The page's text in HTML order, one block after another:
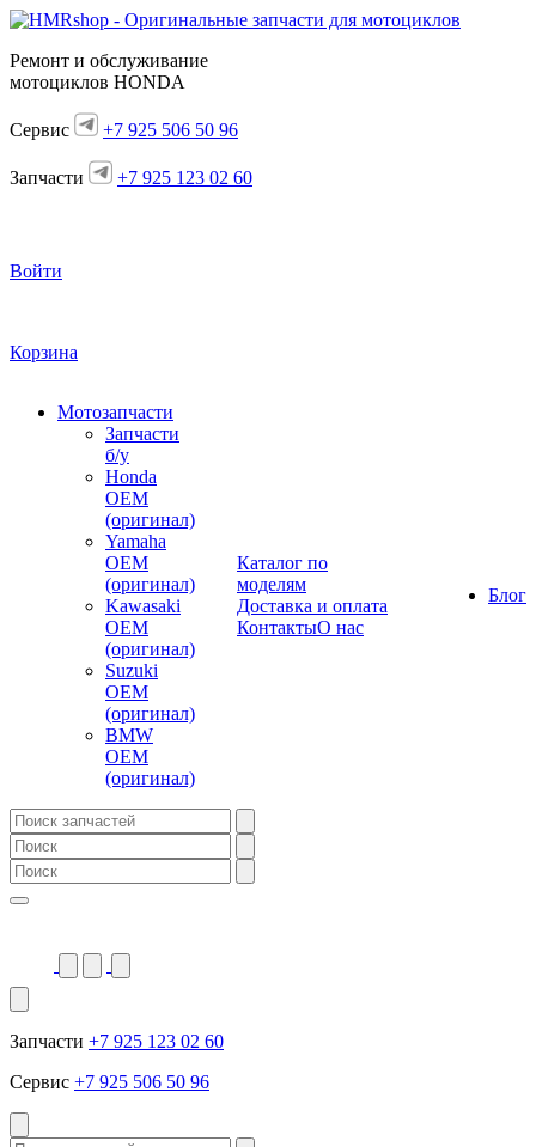
Ремонт и обслуживание
мотоциклов HONDA
Сервис +7 925 506 50 96
Запчасти +7 925 123 02 60
Войти
Корзина
Мотозапчасти
Запчасти
б/у
Honda
OEM
(оригинал)
Yamaha
OEM
(оригинал)
Kawasaki
OEM
(оригинал)
Suzuki
OEM
(оригинал)
BMW
OEM
(оригинал)
Каталог по
моделям
Доставка и оплата
КонтактыО нас
Блог
Запчасти +7 925 123 02 60
Сервис +7 925 506 50 96